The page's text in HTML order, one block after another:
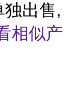
出售,
相似产